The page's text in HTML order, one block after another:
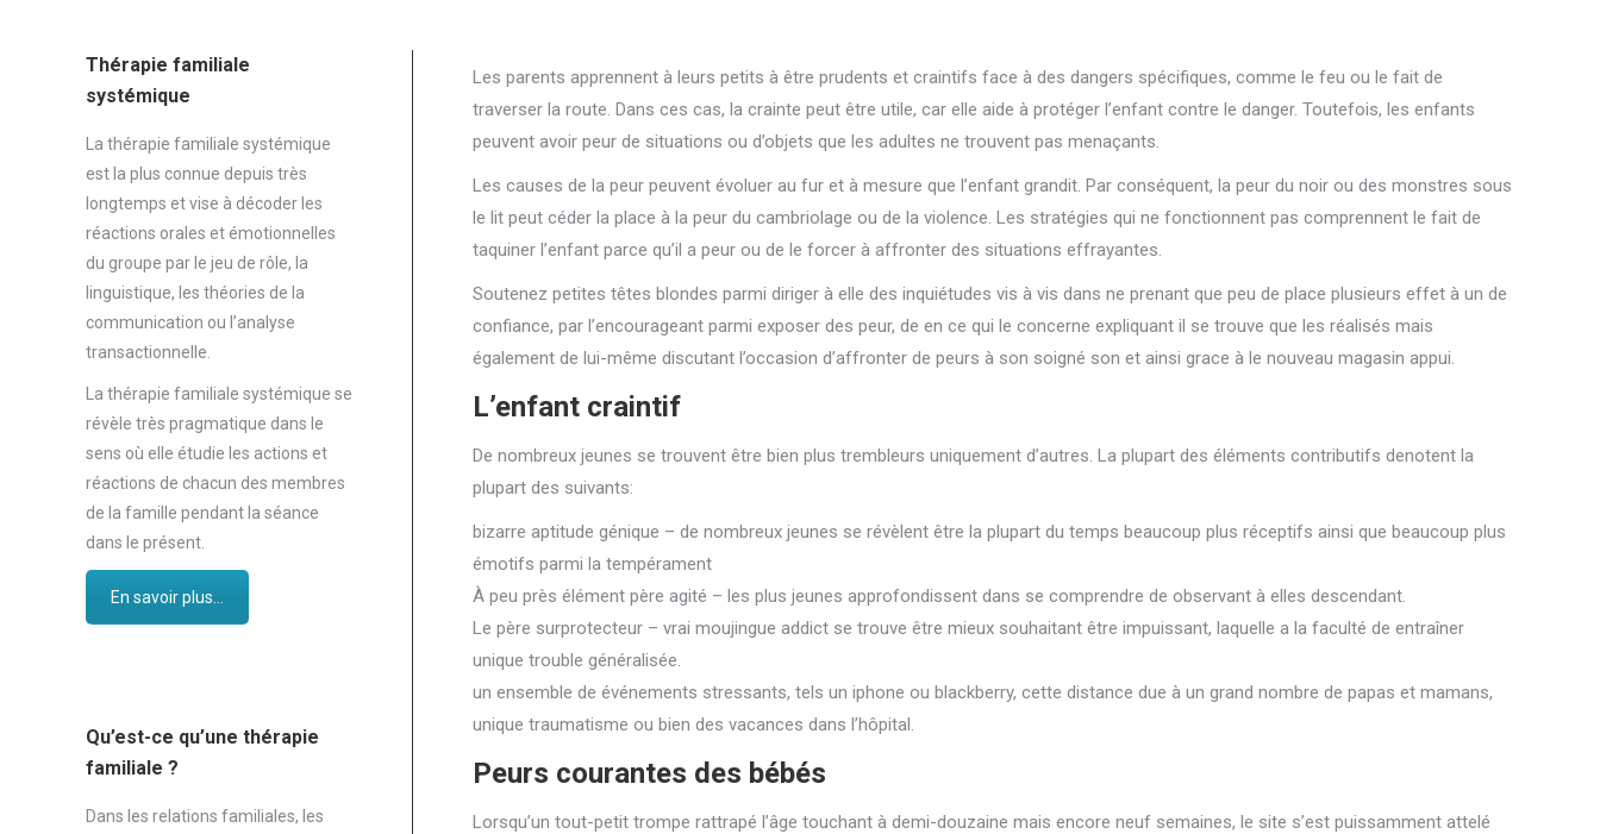
Les parents apprennent à leurs petits à être prudents et craintifs face à des dangers spécifiques, comme le feu ou le fait de
traverser la route. Dans ces cas, la crainte peut être utile, car elle aide à protéger l’enfant contre le danger. Toutefois, les enfants
peuvent avoir peur de situations ou d’objets que les adultes ne trouvent pas menaçants.
Les causes de la peur peuvent évoluer au fur et à mesure que l’enfant grandit. Par conséquent, la peur du noir ou des monstres sous
le lit peut céder la place à la peur du cambriolage ou de la violence. Les stratégies qui ne fonctionnent pas comprennent le fait de
taquiner l’enfant parce qu’il a peur ou de le forcer à affronter des situations effrayantes.
Soutenez petites têtes blondes parmi diriger à elle des inquiétudes vis à vis dans ne prenant que peu de place plusieurs effet à un de
confiance, par l’encourageant parmi exposer des peur, de en ce qui le concerne expliquant il se trouve que les réalisés mais
également de lui-même discutant l’occasion d’affronter de peurs à son soigné son et ainsi grace à le nouveau magasin appui.
L’enfant craintif
De nombreux jeunes se trouvent être bien plus trembleurs uniquement d’autres. La plupart des éléments contributifs denotent la
plupart des suivants:
bizarre aptitude génique – de nombreux jeunes se révèlent être la plupart du temps beaucoup plus réceptifs ainsi que beaucoup plus
émotifs parmi la tempérament
À peu près élément père agité – les plus jeunes approfondissent dans se comprendre de observant à elles descendant.
Le père surprotecteur – vrai moujingue addict se trouve être mieux souhaitant être impuissant, laquelle a la faculté de entraîner
unique trouble généralisée.
un ensemble de événements stressants, tels un iphone ou blackberry, cette distance due à un grand nombre de papas et mamans,
unique traumatisme ou bien des vacances dans l’hôpital.
Peurs courantes des bébés
Lorsqu’un tout-petit trompe rattrapé l’âge touchant à demi-douzaine mais encore neuf semaines, le site s’est puissamment attelé
Thérapie familiale
systémique
La thérapie familiale systémique
est la plus connue depuis très
longtemps et vise à décoder les
réactions orales et émotionnelles
du groupe par le jeu de rôle, la
linguistique, les théories de la
communication ou l’analyse
transactionnelle.
La thérapie familiale systémique se
révèle très pragmatique dans le
sens où elle étudie les actions et
réactions de chacun des membres
de la famille pendant la séance
dans le présent.
En savoir plus...
Qu’est-ce qu’une thérapie
familiale ?
Dans les relations familiales, les